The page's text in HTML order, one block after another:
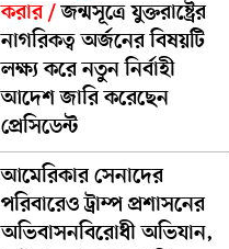
করার /জন্মসূত্রে যুক্তরাষ্ট্রের
নাগরিকত্ব অর্জনের বিষয়টি
লক্ষ্য করে নতুন নির্বাহী
আদেশ জারি করেছেন
প্রেসিডেন্ট
আমেরিকার সেনাদের
পরিবারেও ট্রাম্প প্রশাসনের
অভিবাসনবিরোধী অভিযান,